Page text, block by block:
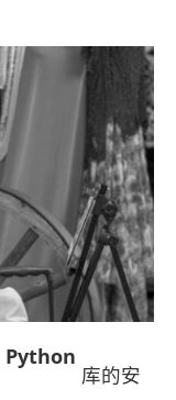
Python
库的安